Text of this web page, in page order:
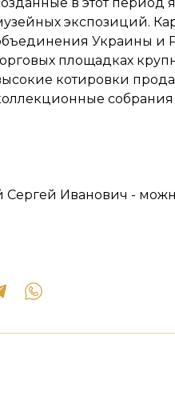
экспозиций.
Украины и
площадках
котировки
Сергей Иванович -